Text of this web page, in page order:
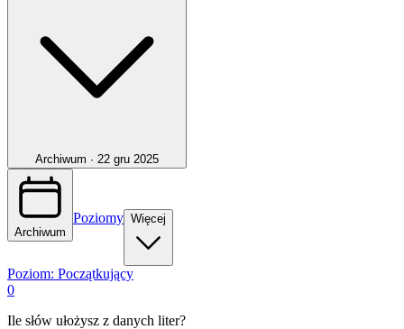
Archiwum · 22 gru 2025
Archiwum
Poziomy Więcej
Poziom: Początkujący
0
Ile słów ułożysz z danych liter?